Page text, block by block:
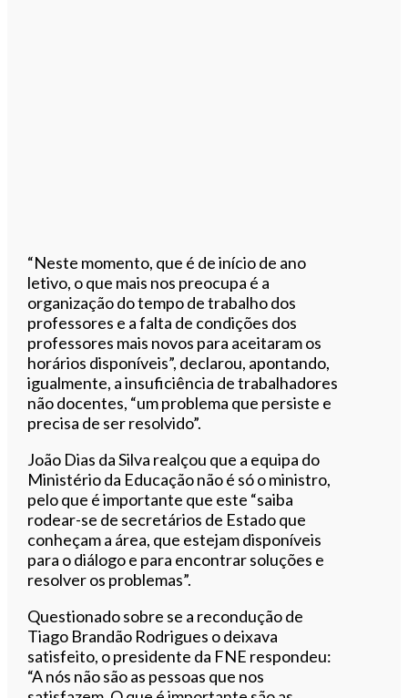
“Neste momento, que é de início de ano
letivo, o que mais nos preocupa é a
organização do tempo de trabalho dos
professores e a falta de condições dos
professores mais novos para aceitaram os
horários disponíveis”, declarou, apontando,
igualmente, a insuficiência de trabalhadores
não docentes, “um problema que persiste e
precisa de ser resolvido”.
João Dias da Silva realçou que a equipa do
Ministério da Educação não é só o ministro,
pelo que é importante que este “saiba
rodear-se de secretários de Estado que
conheçam a área, que estejam disponíveis
para o diálogo e para encontrar soluções e
resolver os problemas”.
Questionado sobre se a recondução de
Tiago Brandão Rodrigues o deixava
satisfeito, o presidente da FNE respondeu:
“A nós não são as pessoas que nos